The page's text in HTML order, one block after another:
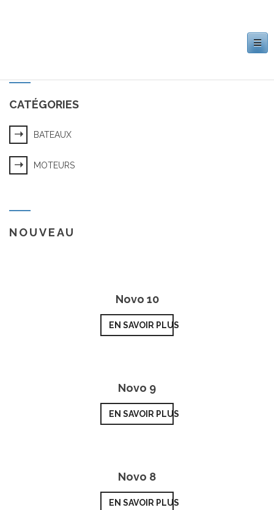
Toggle
navigation
CATÉGORIES
BATEAUX
MOTEURS
NOUVEAU
Novo 10
EN SAVOIR PLUS
Novo 9
EN SAVOIR PLUS
Novo 8
EN SAVOIR PLUS